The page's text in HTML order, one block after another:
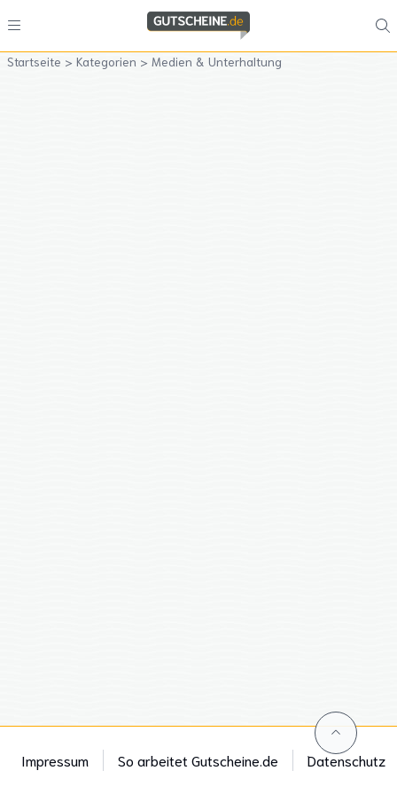
Startseite > Kategorien > Medien & Unterhaltung
Impressum So arbeitet Gutscheine.de Datenschutz